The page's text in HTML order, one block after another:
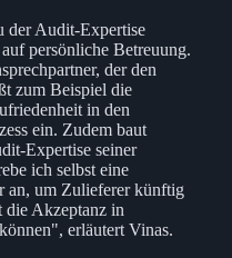
der Audit-Expertise
persönliche Betreuung.
der den
zum Beispiel die
in den
ein. Zudem baut
Expertise seiner
ich selbst eine
um Zulieferer künftig
die Akzeptanz in
erläutert Vinas.